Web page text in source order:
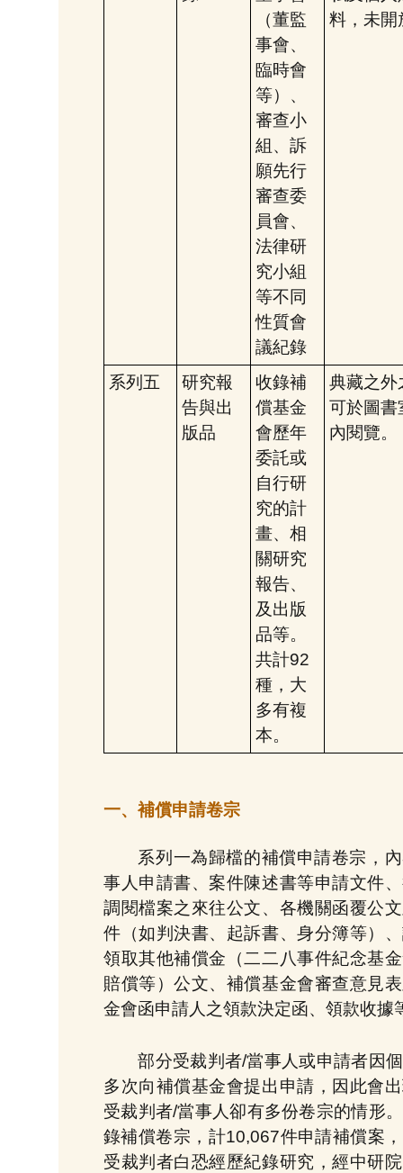
（董監
事會、
臨時會
等）、
審查小
組、訴
願先行
審查委
員會、
法律研
究小組
等不同
性質會
議紀錄
料，未開
系列五
研究報
告與出
版品
收錄補
償基金
會歷年
委託或
自行研
究的計
畫、相
關研究
報告、
及出版
品等。
共計92
種，大
多有複
本。
典藏之外
可於圖書
內閱覽。
一、補償申請卷宗
系列一為歸檔的補償申請卷宗，
事人申請書、案件陳述書等申請文件
調閱檔案之來往公文、各機關函覆公
件（如判決書、起訴書、身分簿等）
領取其他補償金（二二八事件紀念基
賠償等）公文、補償基金會審查意見
金會函申請人之領款決定函、領款收據
部分受裁判者/當事人或申請者因
多次向補償基金會提出申請，因此會
受裁判者/當事人卻有多份卷宗的情形
錄補償卷宗，計10,067件申請補償案
受裁判者白恐經歷紀錄研究，經中研